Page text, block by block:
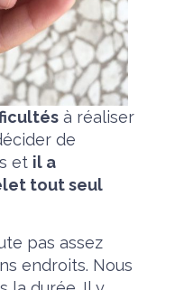
à réaliser
de
et il a
tout seul
pas assez
endroits. Nous